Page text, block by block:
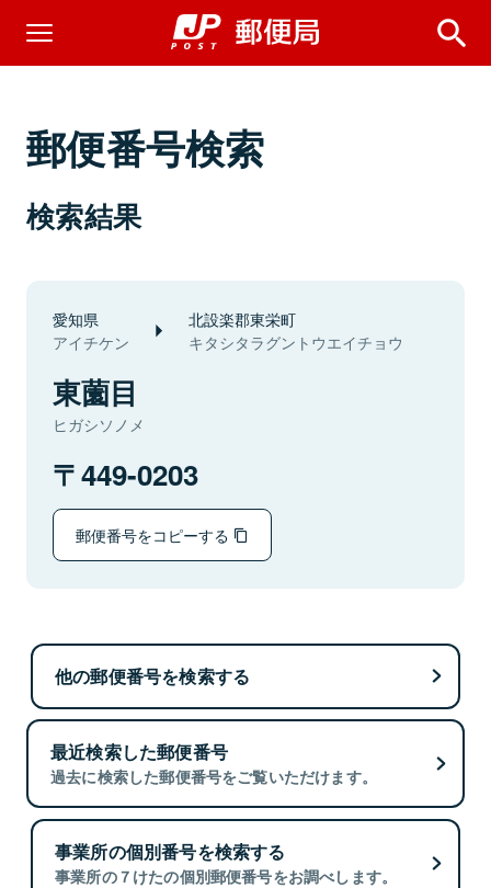
郵便番号検索
検索結果
愛知県
アイチケン
北設楽郡東栄町
キタシタラグントウエイチョウ
東薗目
ヒガシソノメ
449-0203
郵便番号をコピーする
他の郵便番号を検索する
最近検索した郵便番号
過去に検索した郵便番号をご覧いただけます。
事業所の個別番号を検索する
事業所の７けたの個別郵便番号をお調べします。